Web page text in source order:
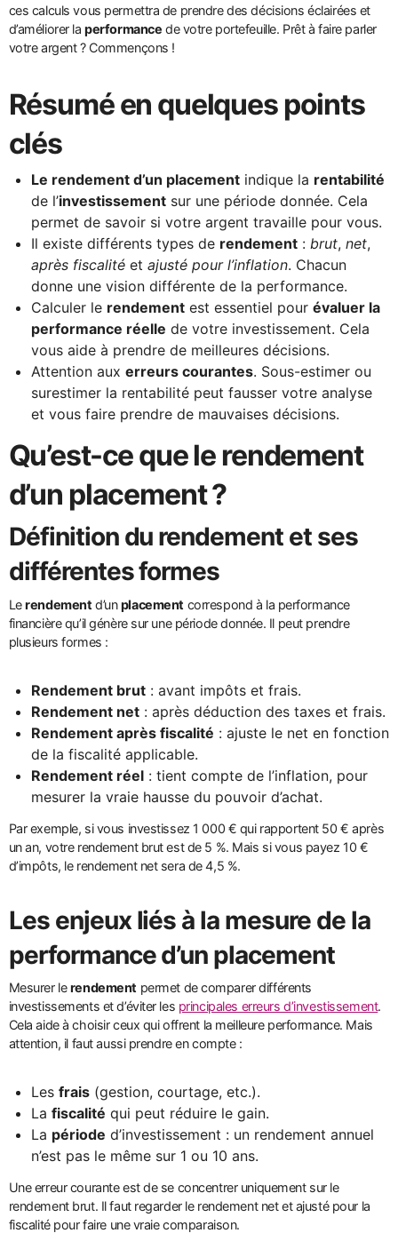
ces calculs vous permettra de prendre des décisions éclairées et
d’améliorer laperformance de votre portefeuille. Prêt à faire parler
votre argent ? Commençons !
Résumé en quelques points
clés
Le rendement d’un placement indique la rentabilité
de l’investissement sur une période donnée. Cela
permet de savoir si votre argent travaille pour vous.
Il existe différents types de rendement :brut,net,
après fiscalité etajusté pour l’inflation. Chacun
donne une vision différente de la performance.
Calculer le rendement est essentiel pourévaluer la
performance réelle de votre investissement. Cela
vous aide à prendre de meilleures décisions.
Attention auxerreurs courantes. Sous-estimer ou
surestimer la rentabilité peut fausser votre analyse
et vous faire prendre de mauvaises décisions.
Qu’est-ce que le rendement
d’un placement ?
Définition du rendement et ses
différentes formes
Lerendement d’unplacement correspond à la performance
financière qu’il génère sur une période donnée. Il peut prendre
plusieurs formes :
Rendement brut : avant impôts et frais.
Rendement net : après déduction des taxes et frais.
Rendement après fiscalité : ajuste le net en fonction
de la fiscalité applicable.
Rendement réel : tient compte de l’inflation, pour
mesurer la vraie hausse du pouvoir d’achat.
Par exemple, si vous investissez 1 000 € qui rapportent 50 € après
un an, votre rendement brut est de 5 %. Mais si vous payez 10 €
d’impôts, le rendement net sera de 4,5 %.
Les enjeux liés à la mesure de la
performance d’un placement
Mesurer lerendement permet de comparer différents
investissements et d’éviter les principales erreurs d’investissement.
Cela aide à choisir ceux qui offrent la meilleure performance. Mais
attention, il faut aussi prendre en compte :
Lesfrais (gestion, courtage, etc.).
Lafiscalité qui peut réduire le gain.
La période d’investissement : un rendement annuel
n’est pas le même sur 1 ou 10 ans.
Une erreur courante est de se concentrer uniquement sur le
rendement brut. Il faut regarder le rendement net et ajusté pour la
fiscalité pour faire une vraie comparaison.